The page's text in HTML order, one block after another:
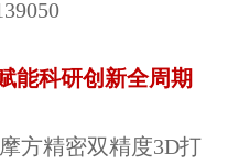
能科研创新全周期
方精密双精度3D打